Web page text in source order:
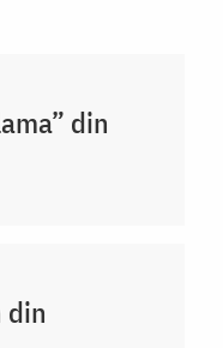
din
din